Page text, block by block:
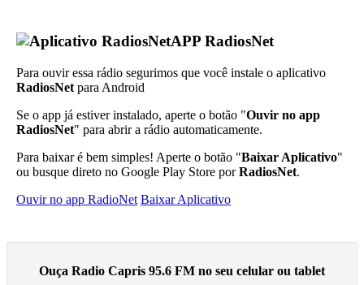
APP RadiosNet
Para ouvir essa rádio segurimos que você instale o aplicativo
RadiosNet para Android
Se o app já estiver instalado, aperte o botão "Ouvir no app
RadiosNet" para abrir a rádio automaticamente.
Para baixar é bem simples! Aperte o botão "Baixar Aplicativo"
ou busque direto no Google Play Store porRadiosNet.
Ouvir no app RadioNet Baixar Aplicativo
Ouça Radio Capris 95.6 FM no seu celular ou tablet